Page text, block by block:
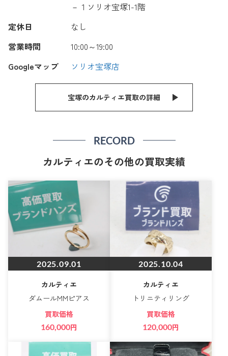
－１ソリオ宝塚1-1階
定休日
なし
営業時間
10:00～19:00
Googleマップ
ソリオ宝塚店
宝塚のカルティエ買取の詳細
RECORD
カルティエのその他の買取実績
2025.09.01
カルティエ
ダムールMMピアス
買取価格
160,000円
2025.10.04
カルティエ
トリニティリング
買取価格
120,000円